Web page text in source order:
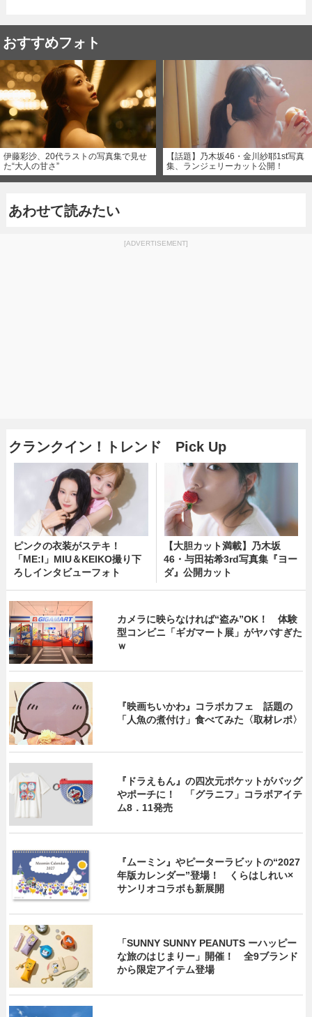
おすすめフォト
伊藤彩沙、20代ラストの写真集で見せ
た“大人の甘さ”
【話題】乃木坂46・金川紗耶1st写真
集、ランジェリーカット公開！
あわせて読みたい
[ADVERTISEMENT]
クランクイン！トレンド Pick Up
ピンクの衣装がステキ！
「ME:I」MIU＆KEIKO撮り下
ろしインタビューフォト
【大胆カット満載】乃木坂
46・与田祐希3rd写真集『ヨー
ダ』公開カット
カメラに映らなければ“盗み”OK！ 体験
型コンビニ「ギガマート展」がヤバすぎた
ｗ
『映画ちいかわ』コラボカフェ 話題の
「人魚の煮付け」食べてみた〈取材レポ〉
『ドラえもん』の四次元ポケットがバッグ
やポーチに！ 「グラニフ」コラボアイテ
ム8．11発売
『ムーミン』やピーターラビットの“2027
年版カレンダー”登場！ くらはしれい×
サンリオコラボも新展開
「SUNNY SUNNY PEANUTS ーハッピー
な旅のはじまりー」開催！ 全9ブランド
から限定アイテム登場